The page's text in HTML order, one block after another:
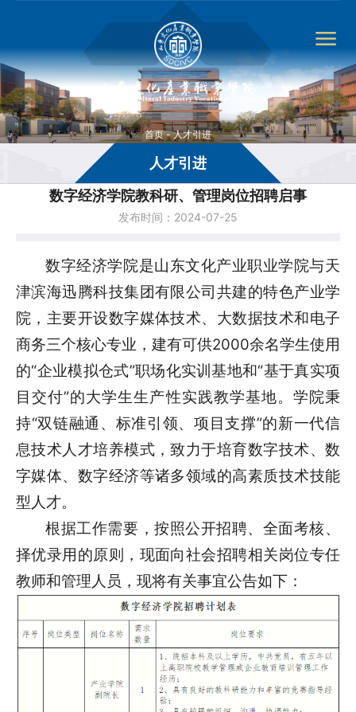
首页-人才引进
人才引进
数字经济学院教科研、管理岗位招聘启事
发布时间：2024-07-25
数字经济学院是山东文化产业职业学院与天
津滨海迅腾科技集团有限公司共建的特色产业学
院，主要开设数字媒体技术、大数据技术和电子
商务三个核心专业，建有可供2000余名学生使用
的“企业模拟仓式”职场化实训基地和“基于真实项
目交付”的大学生生产性实践教学基地。学院秉
持“双链融通、标准引领、项目支撑”的新一代信
息技术人才培养模式，致力于培育数字技术、数
字媒体、数字经济等诸多领域的高素质技术技能
型人才。
根据工作需要，按照公开招聘、全面考核、
择优录用的原则，现面向社会招聘相关岗位专任
教师和管理人员，现将有关事宜公告如下：